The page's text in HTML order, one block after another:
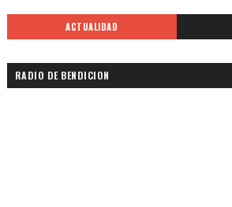
ACTUALIDAD
RADIO DE BENDICION